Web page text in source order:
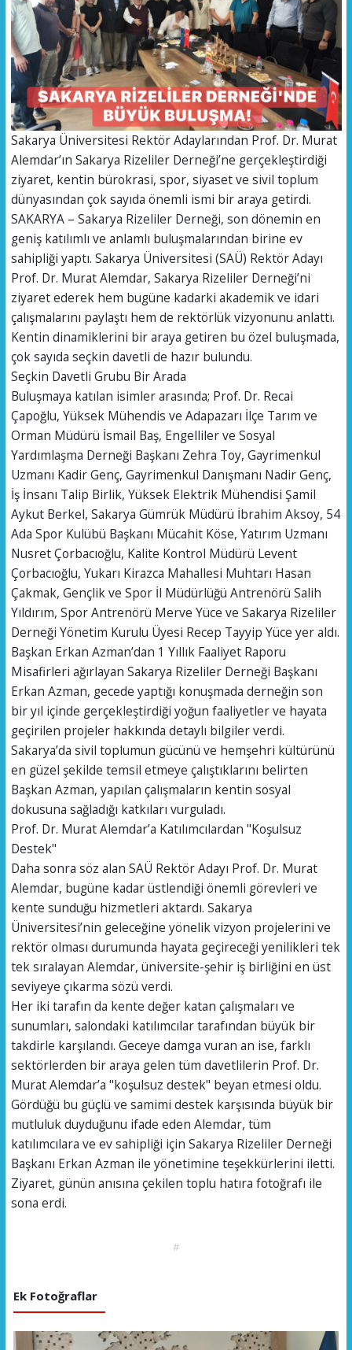
​Sakarya Üniversitesi Rektör Adaylarından Prof. Dr. Murat
Alemdar’ın Sakarya Rizeliler Derneği’ne gerçekleştirdiği
ziyaret, kentin bürokrasi, spor, siyaset ve sivil toplum
dünyasından çok sayıda önemli ismi bir araya getirdi.
​SAKARYA – Sakarya Rizeliler Derneği, son dönemin en
geniş katılımlı ve anlamlı buluşmalarından birine ev
sahipliği yaptı. Sakarya Üniversitesi (SAÜ) Rektör Adayı
Prof. Dr. Murat Alemdar, Sakarya Rizeliler Derneği’ni
ziyaret ederek hem bugüne kadarki akademik ve idari
çalışmalarını paylaştı hem de rektörlük vizyonunu anlattı.
​Kentin dinamiklerini bir araya getiren bu özel buluşmada,
çok sayıda seçkin davetli de hazır bulundu.
​Seçkin Davetli Grubu Bir Arada
​Buluşmaya katılan isimler arasında; Prof. Dr. Recai
Çapoğlu, Yüksek Mühendis ve Adapazarı İlçe Tarım ve
Orman Müdürü İsmail Baş, Engelliler ve Sosyal
Yardımlaşma Derneği Başkanı Zehra Toy, Gayrimenkul
Uzmanı Kadir Genç, Gayrimenkul Danışmanı Nadir Genç,
İş İnsanı Talip Birlik, Yüksek Elektrik Mühendisi Şamil
Aykut Berkel, Sakarya Gümrük Müdürü İbrahim Aksoy, 54
Ada Spor Kulübü Başkanı Mücahit Köse, Yatırım Uzmanı
Nusret Çorbacıoğlu, Kalite Kontrol Müdürü Levent
Çorbacıoğlu, Yukarı Kirazca Mahallesi Muhtarı Hasan
Çakmak, Gençlik ve Spor İl Müdürlüğü Antrenörü Salih
Yıldırım, Spor Antrenörü Merve Yüce ve Sakarya Rizeliler
Derneği Yönetim Kurulu Üyesi Recep Tayyip Yüce yer aldı.
​Başkan Erkan Azman’dan 1 Yıllık Faaliyet Raporu
​Misafirleri ağırlayan Sakarya Rizeliler Derneği Başkanı
Erkan Azman, gecede yaptığı konuşmada derneğin son
bir yıl içinde gerçekleştirdiği yoğun faaliyetler ve hayata
geçirilen projeler hakkında detaylı bilgiler verdi.
Sakarya’da sivil toplumun gücünü ve hemşehri kültürünü
en güzel şekilde temsil etmeye çalıştıklarını belirten
Başkan Azman, yapılan çalışmaların kentin sosyal
dokusuna sağladığı katkıları vurguladı.
​Prof. Dr. Murat Alemdar’a Katılımcılardan "Koşulsuz
Destek"
​Daha sonra söz alan SAÜ Rektör Adayı Prof. Dr. Murat
Alemdar, bugüne kadar üstlendiği önemli görevleri ve
kente sunduğu hizmetleri aktardı. Sakarya
Üniversitesi’nin geleceğine yönelik vizyon projelerini ve
rektör olması durumunda hayata geçireceği yenilikleri tek
tek sıralayan Alemdar, üniversite-şehir iş birliğini en üst
seviyeye çıkarma sözü verdi.
​Her iki tarafın da kente değer katan çalışmaları ve
sunumları, salondaki katılımcılar tarafından büyük bir
takdirle karşılandı. Geceye damga vuran an ise, farklı
sektörlerden bir araya gelen tüm davetlilerin Prof. Dr.
Murat Alemdar’a "koşulsuz destek" beyan etmesi oldu.
Gördüğü bu güçlü ve samimi destek karşısında büyük bir
mutluluk duyduğunu ifade eden Alemdar, tüm
katılımcılara ve ev sahipliği için Sakarya Rizeliler Derneği
Başkanı Erkan Azman ile yönetimine teşekkürlerini iletti.
​Ziyaret, günün anısına çekilen toplu hatıra fotoğrafı ile
sona erdi.
#
Ek Fotoğraflar